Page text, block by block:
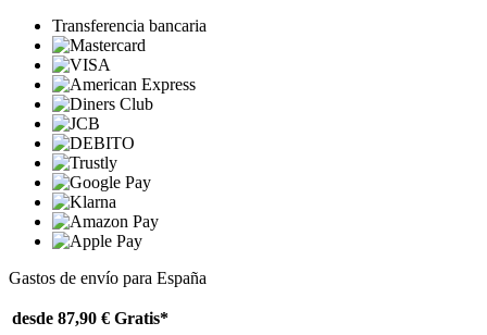
Transferencia bancaria
Gastos de envío para España
desde 87,90 € Gratis*